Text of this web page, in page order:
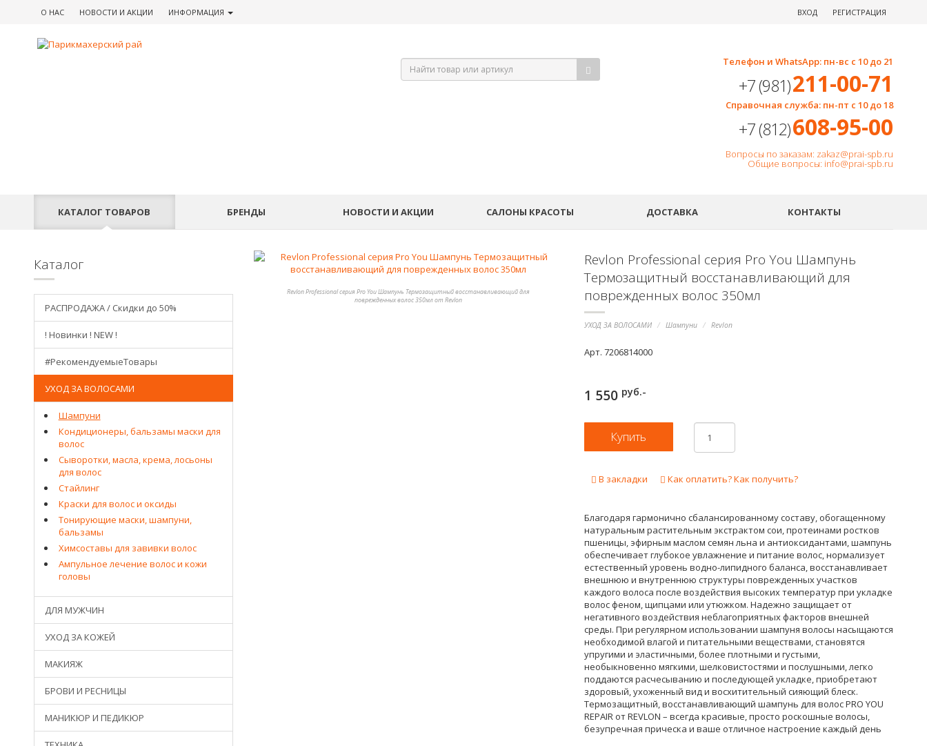
О НАС НОВОСТИ И АКЦИИ ИНФОРМАЦИЯ ВХОД РЕГИСТРАЦИЯ
Телефон и WhatsApp: пн-вс с 10 до 21
+7 (981)211-00-71
Справочная служба: пн-пт с 10 до 18
+7 (812)608-95-00
Вопросы по заказам: zakaz@prai-spb.ru
Общие вопросы: info@prai-spb.ru
КАТАЛОГ ТОВАРОВ БРЕНДЫ НОВОСТИ И АКЦИИ САЛОНЫ КРАСОТЫ ДОСТАВКА КОНТАКТЫ
Revlon Professional серия Pro You Шампунь Термозащитный восстанавливающий для
поврежденных волос 350мл от Revlon
Revlon Professional серия Pro You Шампунь
Термозащитный восстанавливающий для
поврежденных волос 350мл
УХОД ЗА ВОЛОСАМИ Шампуни Revlon
Арт. 7206814000
1 550 руб.-
В закладки Как оплатить? Как получить?
Благодаря гармонично сбалансированному составу, обогащенному
натуральным растительным экстрактом сои, протеинами ростков
пшеницы, эфирным маслом семян льна и антиоксидантами, шампунь
обеспечивает глубокое увлажнение и питание волос, нормализует
естественный уровень водно-липидного баланса, восстанавливает
внешнюю и внутреннюю структуры поврежденных участков
каждого волоса после воздействия высоких температур при укладке
волос феном, щипцами или утюжком. Надежно защищает от
негативного воздействия неблагоприятных факторов внешней
среды. При регулярном использовании шампуня волосы насыщаются
необходимой влагой и питательными веществами, становятся
упругими и эластичными, более плотными и густыми,
необыкновенно мягкими, шелковистостями и послушными, легко
поддаются расчесыванию и последующей укладке, приобретают
здоровый, ухоженный вид и восхитительный сияющий блеск.
Термозащитный, восстанавливающий шампунь для волос PRO YOU
REPAIR от REVLON – всегда красивые, просто роскошные волосы,
безупречная прическа и ваше отличное настроение каждый день
Каталог
РАСПРОДАЖА / Скидки до 50%
! Новинки ! NEW !
#РекомендуемыеТовары
УХОД ЗА ВОЛОСАМИ
Шампуни
Кондиционеры, бальзамы маски для
волос
Сыворотки, масла, крема, лосьоны
для волос
Стайлинг
Краски для волос и оксиды
Тонирующие маски, шампуни,
бальзамы
Химсоставы для завивки волос
Ампульное лечение волос и кожи
головы
ДЛЯ МУЖЧИН
УХОД ЗА КОЖЕЙ
МАКИЯЖ
БРОВИ И РЕСНИЦЫ
МАНИКЮР И ПЕДИКЮР